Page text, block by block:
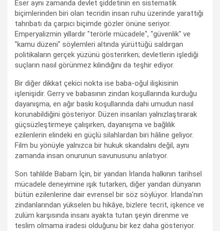
Eser aynı zamanda devlet şiddetinin en sistematik
biçimlerinden biri olan tecridin insan ruhu üzerinde yarattığı
tahribatı da çarpıcı biçimde gözler önüne seriyor.
Emperyalizmin yıllardır "terörle mücadele", "güvenlik" ve
"kamu düzeni" söylemleri altında yürüttüğü saldırgan
politikaların gerçek yüzünü gösterirken; devletlerin işlediği
suçların nasıl görünmez kılındığını da teşhir ediyor.
Bir diğer dikkat çekici nokta ise baba-oğul ilişkisinin
işlenişidir. Gerry ve babasının zindan koşullarında kurduğu
dayanışma, en ağır baskı koşullarında dahi umudun nasıl
korunabildiğini gösteriyor. Düzen insanları yalnızlaştırarak
güçsüzleştirmeye çalışırken, dayanışma ve bağlılık
ezilenlerin elindeki en güçlü silahlardan biri hâline geliyor.
Film bu yönüyle yalnızca bir hukuk skandalını değil, aynı
zamanda insan onurunun savunusunu anlatıyor.
Son tahlilde Babam İçin, bir yandan İrlanda halkının tarihsel
mücadele deneyimine ışık tutarken, diğer yandan dünyanın
bütün ezilenlerine dair evrensel bir söz söylüyor. İrlanda'nın
zindanlarından yükselen bu hikâye, bizlere tecrit, işkence ve
zulüm karşısında insanı ayakta tutan şeyin direnme ve
teslim olmama iradesi olduğunu bir kez daha gösteriyor.